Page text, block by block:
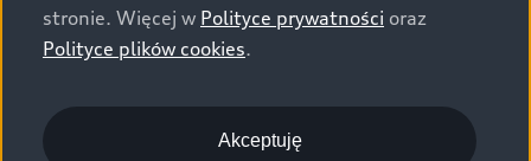
określone w normie ISO 22628 i są zgodne z
europejskimi świadectwami homologacji wydanymi wg
o.o. podlega obowiązkowi zapewnienia wszystkim
użytkownikom samochodów marki Volkswagen sieci
stronie. Więcej w Polityce prywatności oraz
Polityce plików cookies.
Akceptuję